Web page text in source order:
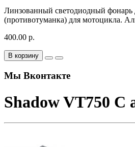
Линзованный светодиодный фонарь
(противотуманка) для мотоцикла.
400.00 р.
В корзину
Мы Вконтакте
Shadow VT750 C